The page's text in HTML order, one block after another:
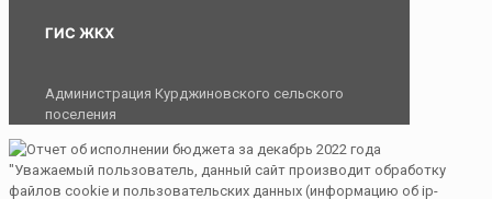
ГИС ЖКХ
Администрация Курджиновского сельского
поселения
"Уважаемый пользователь, данный сайт производит обработку
файлов cookie и пользовательских данных (информацию об ip-